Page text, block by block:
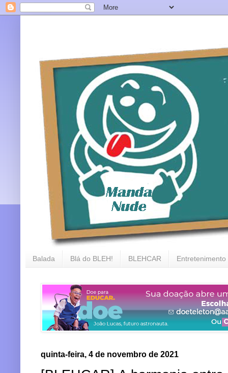
Balada Blá do BLEH! BLEHCAR Entretenimento
quinta-feira, 4 de novembro de 2021